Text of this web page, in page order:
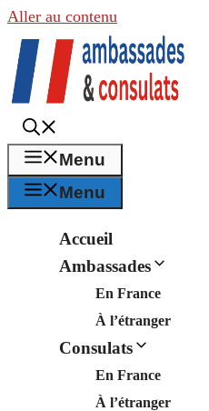
Aller au contenu
Menu
Menu
Accueil
Ambassades
En France
À l’étranger
Consulats
En France
À l’étranger